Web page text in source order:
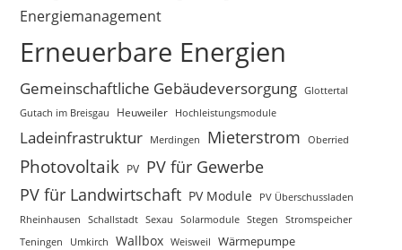
Energiemanagement
Erneuerbare Energien
Gemeinschaftliche Gebäudeversorgung Glottertal
Gutach im Breisgau
Heuweiler Hochleistungsmodule
Ladeinfrastruktur Merdingen Mieterstrom Oberried
Photovoltaik PV PV für Gewerbe
PV für Landwirtschaft PV Module
PV Überschussladen
Rheinhausen
Schallstadt Sexau Solarmodule Stegen
Stromspeicher
Teningen
Umkirch Wallbox Weisweil Wärmepumpe